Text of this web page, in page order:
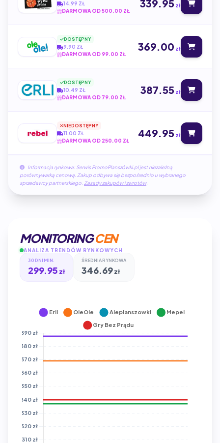
14.99 ZŁ
DARMOWA OD 500.00 ZŁ
339.95 zł
DOSTĘPNY
9.90 ZŁ
DARMOWA OD 99.00 ZŁ
369.00 zł
DOSTĘPNY
10.49 ZŁ
DARMOWA OD 79.00 ZŁ
387.55 zł
NIEDOSTĘPNY
11.00 ZŁ
DARMOWA OD 250.00 ZŁ
449.95 zł
Informacja rynkowa: Serwis PromoPlanszówki.pl jest niezależną
porównywarką cenową. Zakup odbywa się bezpośrednio u wybranego
sprzedawcy partnerskiego. Zasady zakupów i zwrotów.
MONITORINGCEN
ANALIZA TRENDÓW RYNKOWYCH
30 DNI MIN.
299.95 zł
ŚREDNIA RYNKOWA
346.69 zł